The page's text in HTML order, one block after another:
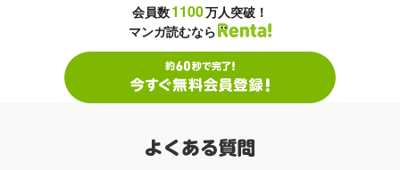
会員数1100万人突破！
マンガ読むなら